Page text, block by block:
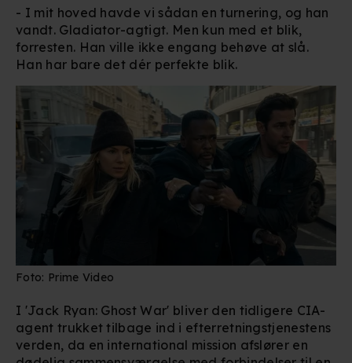
- I mit hoved havde vi sådan en turnering, og han
vandt. Gladiator-agtigt. Men kun med et blik,
forresten. Han ville ikke engang behøve at slå.
Han har bare det dér perfekte blik.
Foto: Prime Video
I 'Jack Ryan: Ghost War' bliver den tidligere CIA-
agent trukket tilbage ind i efterretningstjenestens
verden, da en international mission afslører en